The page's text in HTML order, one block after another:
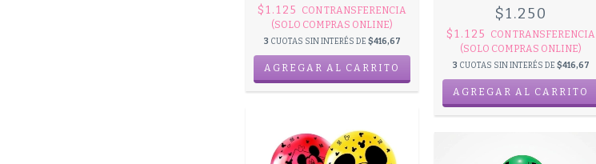
$1.125 CONTRANSFERENCIA
(SOLO COMPRAS ONLINE)
3 CUOTAS SIN INTERÉS DE $416,67
$1.250
$1.125 CONTRANSFERENCIA
(SOLO COMPRAS ONLINE)
3 CUOTAS SIN INTERÉS DE $416,67